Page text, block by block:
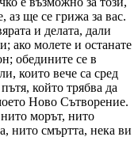
аз ще се грижа за вас.
и делата, дали
ако молете и останате
обедините се в
които вече са сред
който трябва да
Ново Сътворение.
нито морът, нито
нито смъртта, нека ви